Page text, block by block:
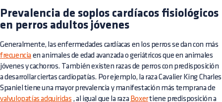
Prevalencia de soplos cardíacos fisiológicos
en perros adultos jóvenes
Generalmente, las enfermedades cardíacas en los perros se dan con más
frecuencia en animales de edad avanzada o geriátricos que en animales
jóvenes y cachorros. También existen razas de perros con predisposición
a desarrollar ciertas cardiopatías. Por ejemplo, la raza Cavalier King Charles
Spaniel tiene una mayor prevalencia y manifestación más temprana de
valvulopatías adquiridas , al igual que la raza Boxertiene predisposición a